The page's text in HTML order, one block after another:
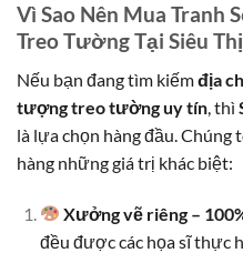
Vì Sao Nên Mua Tranh
Treo Tường Tại Siêu
Nếu bạn đang tìm kiếmđịa
tượng treo tường uy tín, thì
là lựa chọn hàng đầu. Chúng
hàng những giá trị khác biệt:
Xưởng vẽ riêng –
đều được các họa sĩ thực